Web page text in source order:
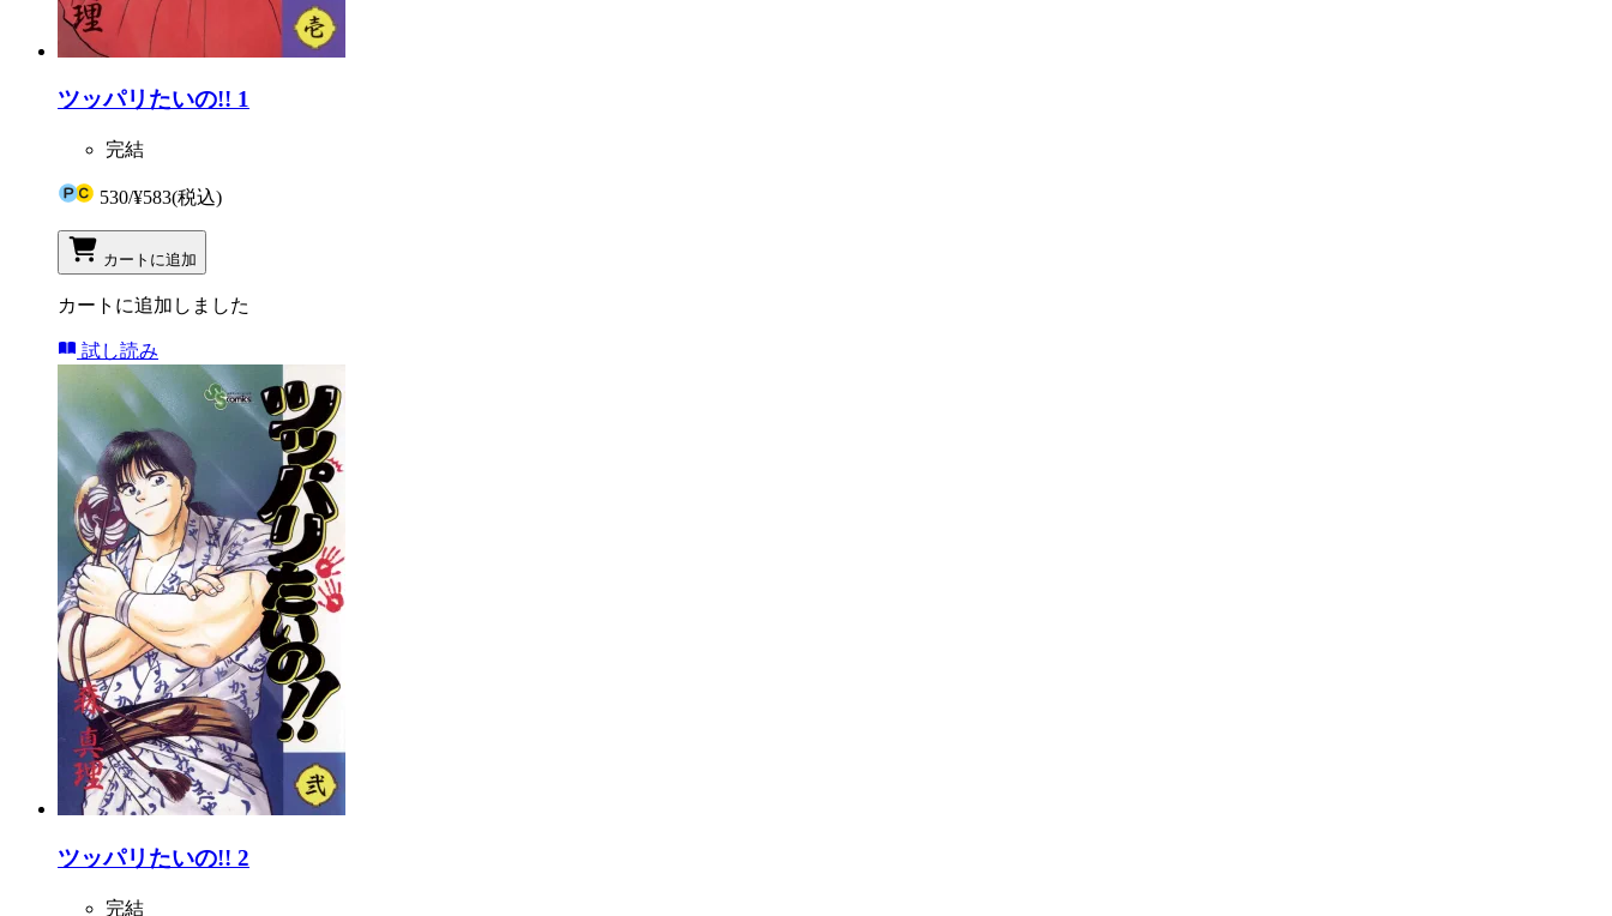
ツッパリたいの!! 1
完結
530/¥583(税込)
カートに追加
カートに追加しました
試し読み
ツッパリたいの!! 2
完結